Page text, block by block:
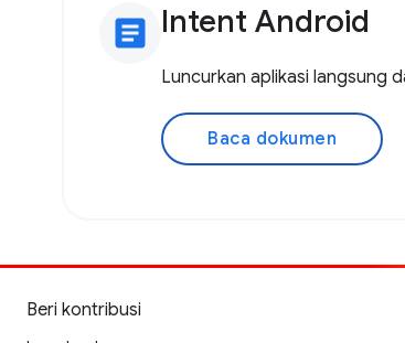
article Intent Android
Luncurkan aplikasi langsung
Baca dokumen
Beri kontribusi